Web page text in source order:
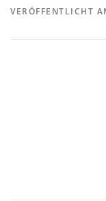
VERÖFFENTLICHT